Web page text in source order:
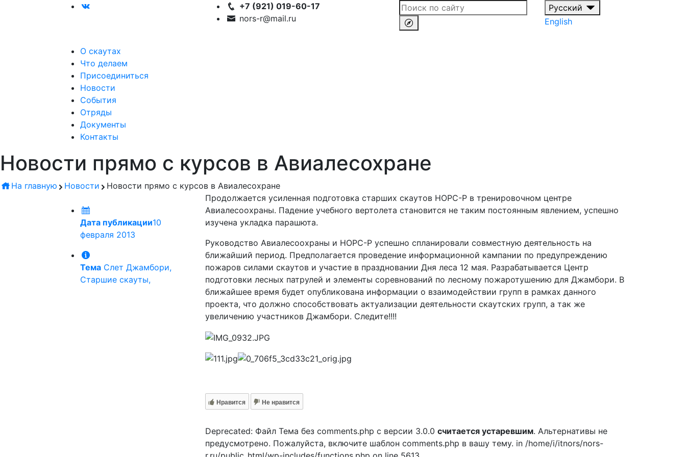
+7 (921) 019-60-17
nors-r@mail.ru
Русский
English
О скаутах
Что делаем
Присоединиться
Новости
События
Отряды
Документы
Контакты
Новости прямо с курсов в Авиалесохране
На главную Новости Новости прямо с курсов в Авиалесохране
Дата публикации10
февраля 2013
Тема Слет Джамбори,
Старшие скауты,
Продолжается усиленная подготовка старших скаутов НОРС-Р в тренировочном центре
Авиалесоохраны. Падение учебного вертолета становится не таким постоянным явлением, успешно
изучена укладка парашюта.
Руководство Авиалесоохраны и НОРС-Р успешно спланировали совместную деятельность на
ближайший период. Предполагается проведение информационной кампании по предупреждению
пожаров силами скаутов и участие в праздновании Дня леса 12 мая. Разрабатывается Центр
подготовки лесных патрулей и элементы соревнований по лесному пожаротушению для Джамбори. В
ближайшее время будет опубликована информации о взаимодействии групп в рамках данного
проекта, что должно способствовать актуализации деятельности скаутских групп, а так же
увеличению участников Джамбори. Следите!!!!
Нравится Не нравится
Deprecated: Файл Тема без comments.php с версии 3.0.0 считается устаревшим. Альтернативы не
предусмотрено. Пожалуйста, включите шаблон comments.php в вашу тему. in /home/i/itnors/nors-